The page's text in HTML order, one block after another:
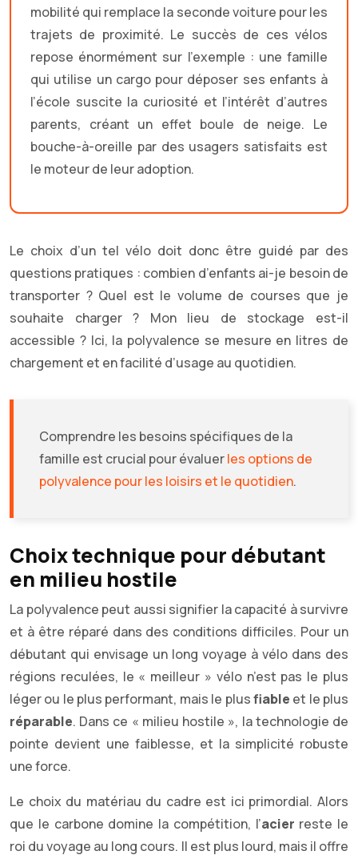
mobilité qui remplace la seconde voiture pour les
trajets de proximité. Le succès de ces vélos
repose énormément sur l’exemple : une famille
qui utilise un cargo pour déposer ses enfants à
l’école suscite la curiosité et l’intérêt d’autres
parents, créant un effet boule de neige. Le
bouche-à-oreille par des usagers satisfaits est
le moteur de leur adoption.
Le choix d’un tel vélo doit donc être guidé par des
questions pratiques : combien d’enfants ai-je besoin de
transporter ? Quel est le volume de courses que je
souhaite charger ? Mon lieu de stockage est-il
accessible ? Ici, la polyvalence se mesure en litres de
chargement et en facilité d’usage au quotidien.
Comprendre les besoins spécifiques de la
famille est crucial pour évaluerles options de
polyvalence pour les loisirs et le quotidien.
Choix technique pour débutant
en milieu hostile
La polyvalence peut aussi signifier la capacité à survivre
et à être réparé dans des conditions difficiles. Pour un
débutant qui envisage un long voyage à vélo dans des
régions reculées, le « meilleur » vélo n’est pas le plus
léger ou le plus performant, mais le plusfiable et le plus
réparable. Dans ce « milieu hostile », la technologie de
pointe devient une faiblesse, et la simplicité robuste
une force.
Le choix du matériau du cadre est ici primordial. Alors
que le carbone domine la compétition, l’acier reste le
roi du voyage au long cours. Il est plus lourd, mais il offre